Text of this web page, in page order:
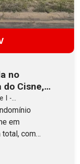
no
do Cisne,
I -
em
total, com
a represa e